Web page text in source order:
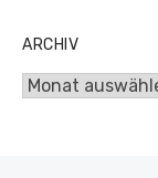
ARCHIV
Archiv